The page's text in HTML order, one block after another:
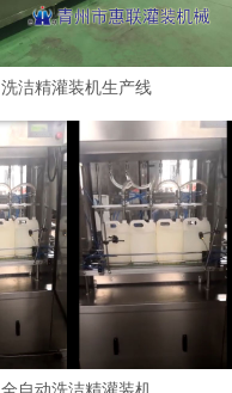
洗洁精灌装机生产线